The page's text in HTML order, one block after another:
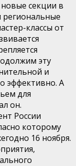
секции в
классы от
эту
и
эффективно. А
для
он.
России
которому
16 ноября.